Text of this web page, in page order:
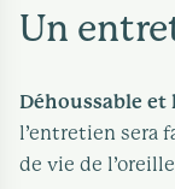
Un
Déhoussable et
l’entretien sera
de vie de